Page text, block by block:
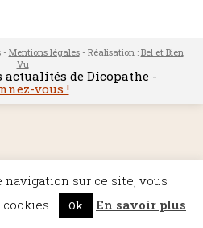
- Mentions légales- Réalisation : Bel et Bien
Vu
actualités de Dicopathe -
vous !
sur ce site, vous
Ok En savoir plus